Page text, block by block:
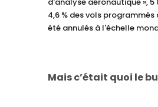
d'analyse aéronautique », 5
4,6 % des vols
été annulés à l'échelle
Mais c’était quoi le